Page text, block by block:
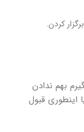
کردن.
بهم ندادن
اینطوری قبول